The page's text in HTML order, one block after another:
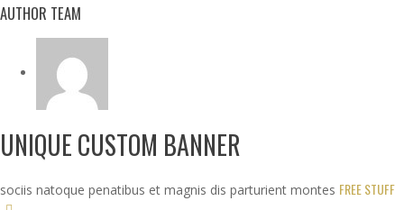
AUTHOR TEAM
UNIQUE CUSTOM BANNER
sociis natoque penatibus et magnis dis parturient montes FREE STUFF